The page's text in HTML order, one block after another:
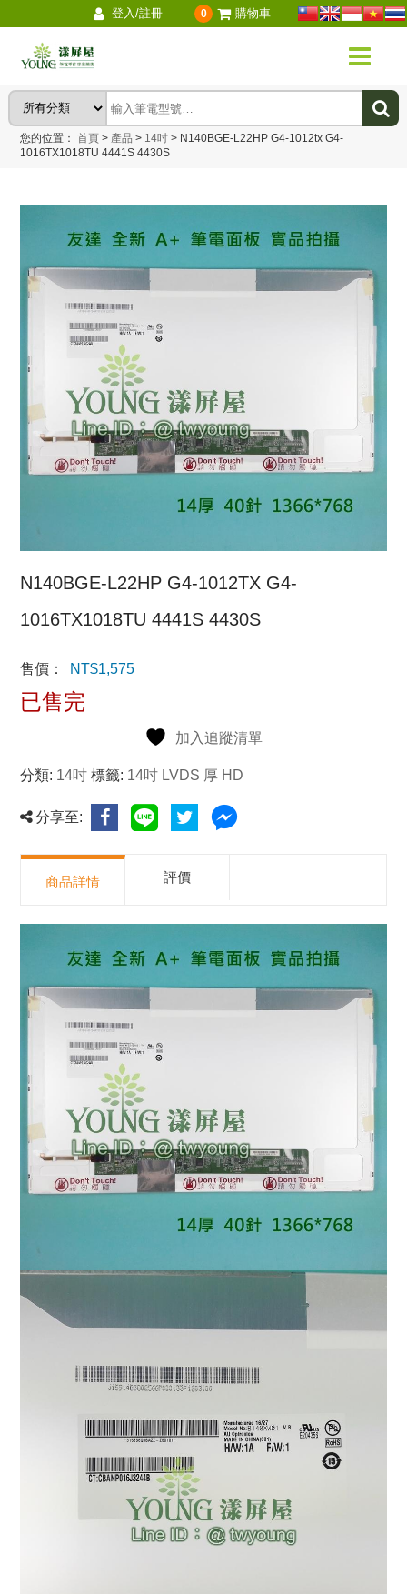
登入/註冊 0 購物車
您的位置：首頁 > 產品 > 14吋 > N140BGE-L22HP G4-1012tx G4-
1016TX1018TU 4441S 4430S
N140BGE-L22HP G4-1012TX G4-
1016TX1018TU 4441S 4430S
售價： NT$1,575
已售完
加入追蹤清單
分類: 14吋 標籤: 14吋 LVDS 厚 HD
分享至:
商品詳情 評價